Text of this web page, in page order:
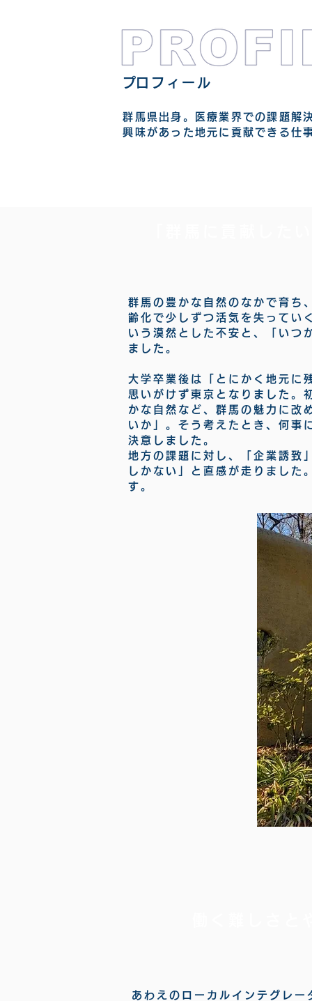
​プロフィール
群馬県出身。医療業界での課題解
興味があった地元に貢献できる仕
群馬の豊かな自然のなかで育ち
齢化で少しずつ活気を失ってい
いう漠然とした不安と、「いつ
ました。
大学卒業後は「とにかく地元に
思いがけず東京となりました。
かな自然など、群馬の魅力に改
いか」。そう考えたとき、何事
決意しました。
地方の課題に対し、「企業誘致
しかない」と直感が走りました
す。
あわえのローカルインテグレー